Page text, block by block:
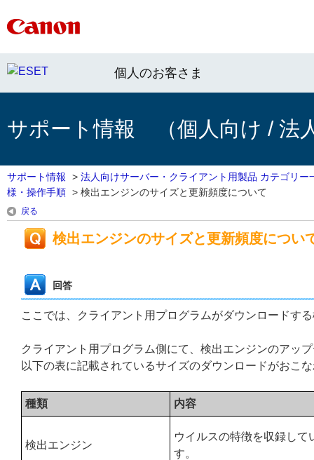
個人のお客さま
サポート情報 （個人向け / 法
サポート情報 > 法人向けサーバー・クライアント用製品 カテゴリー
様・操作手順 > 検出エンジンのサイズと更新頻度について
戻る
検出エンジンのサイズと更新頻度につい
回答
ここでは、クライアント用プログラムがダウンロードす
クライアント用プログラム側にて、検出エンジンのアッ
以下の表に記載されているサイズのダウンロードがおこ
種類 内容
検出エンジン
ウイルスの特徴を収録して
す。